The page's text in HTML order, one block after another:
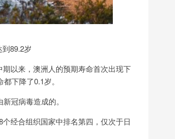
89.2岁
以来，澳洲人的预期寿命首次出现下
下降了0.1岁。
冠病毒造成的。
经合组织国家中排名第四，仅次于日